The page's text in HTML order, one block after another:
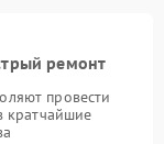
ремонт
провести
кратчайшие